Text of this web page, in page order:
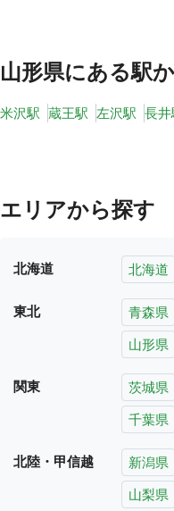
山形県にある駅
米沢駅 蔵王駅 左沢駅 長井
エリアから探す
北海道 北海道
東北 青森県
山形県
関東 茨城県
千葉県
北陸・甲信越 新潟県
山梨県